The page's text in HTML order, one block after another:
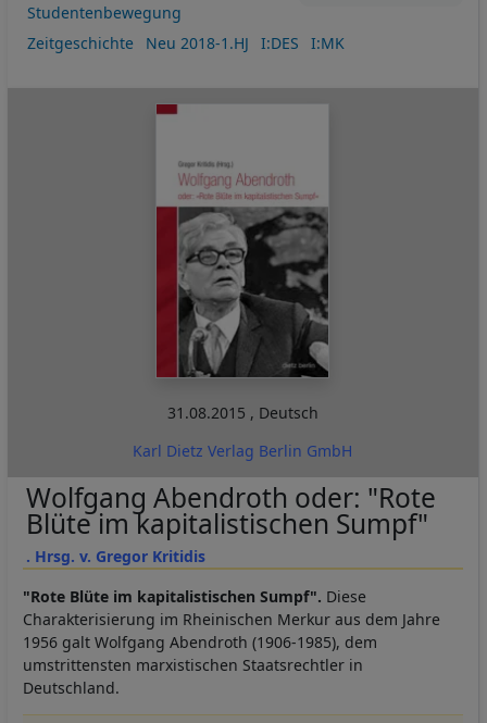
Studentenbewegung
Zeitgeschichte
Neu 2018-1.HJ I:DES I:MK
31.08.2015 , Deutsch
Karl Dietz Verlag Berlin GmbH
. Hrsg. v. Gregor Kritidis
Wolfgang Abendroth oder: "Rote
Blüte im kapitalistischen Sumpf"
"Rote Blüte im kapitalistischen Sumpf". Diese
Charakterisierung im Rheinischen Merkur aus dem Jahre
1956 galt Wolfgang Abendroth (1906-1985), dem
umstrittensten marxistischen Staatsrechtler in
Deutschland.